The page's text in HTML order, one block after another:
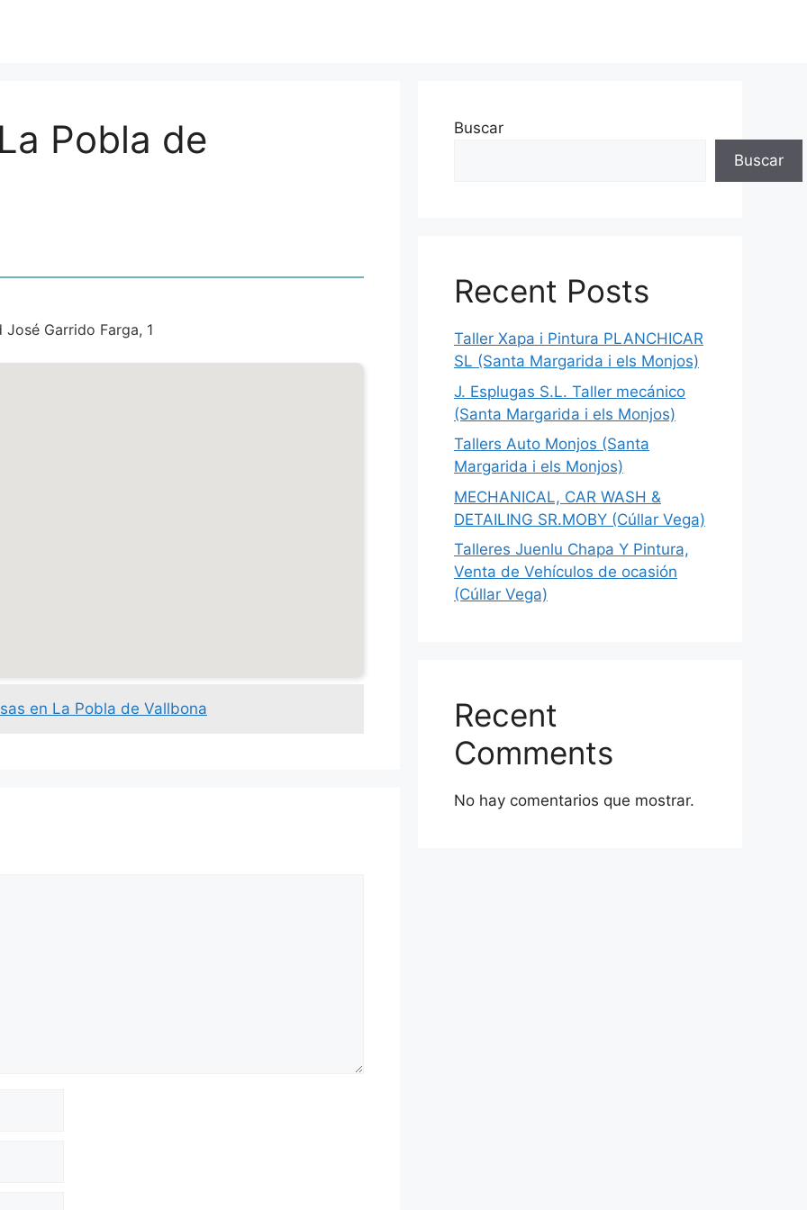
Pobla de
Garrido Farga, 1
en La Pobla de Vallbona
Buscar
Buscar
Recent Posts
Taller Xapa i Pintura PLANCHICAR
SL (Santa Margarida i els Monjos)
J. Esplugas S.L. Taller mecánico
(Santa Margarida i els Monjos)
Tallers Auto Monjos (Santa
Margarida i els Monjos)
MECHANICAL, CAR WASH &
DETAILING SR.MOBY (Cúllar Vega)
Talleres Juenlu Chapa Y Pintura,
Venta de Vehículos de ocasión
(Cúllar Vega)
Recent
Comments
No hay comentarios que mostrar.